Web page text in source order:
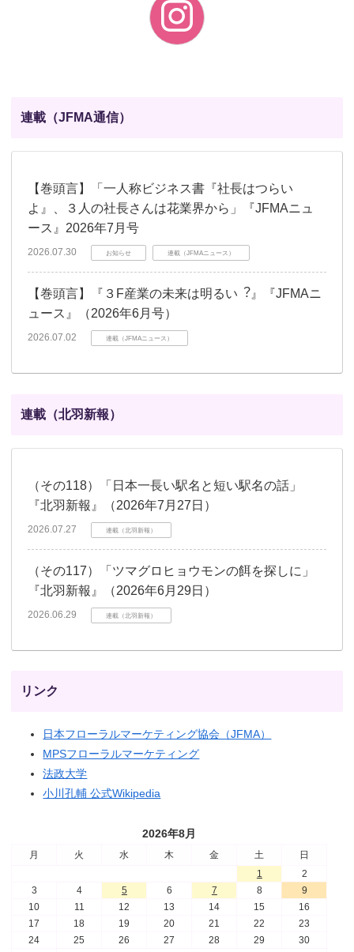
連載（JFMA通信）
【巻頭言】「一人称ビジネス書『社長はつらい
よ』、３人の社長さんは花業界から」『JFMAニュ
ース』2026年7月号
2026.07.30 お知らせ 連載（JFMAニュース）
【巻頭言】『３F産業の未来は明るい︖』『JFMAニ
ュース』（2026年6月号）
2026.07.02 連載（JFMAニュース）
連載（北羽新報）
（その118）「日本一長い駅名と短い駅名の話」
『北羽新報』（2026年7月27日）
2026.07.27 連載（北羽新報）
（その117）「ツマグロヒョウモンの餌を探しに」
『北羽新報』（2026年6月29日）
2026.06.29 連載（北羽新報）
リンク
日本フローラルマーケティング協会（JFMA）
MPSフローラルマーケティング
法政大学
小川孔輔 公式Wikipedia
2026年8月
月 火 水 木 金 土
日
1
2
3
4 5 6 7 8
9
10
11 12 13 14 15
16
17
18 19 20 21 22
23
24
25 26 27 28 29 30